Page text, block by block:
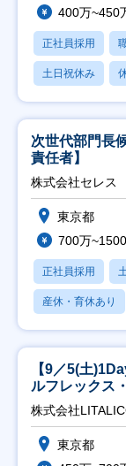
400万~450
正社員採用
土日祝休み
次世代部門長
責任者】
株式会社セレス
東京都
700万
正社員採用
産休・育休あり
【9／5(土
ルフレックス
株式会社
東京都